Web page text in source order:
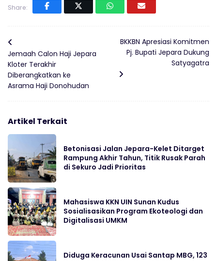
Share:
Jemaah Calon Haji Jepara
Kloter Terakhir
Diberangkatkan ke
Asrama Haji Donohudan
BKKBN Apresiasi Komitmen
Pj. Bupati Jepara Dukung
Satyagatra
Artikel Terkait
Betonisasi Jalan Jepara-Kelet Ditarget
Rampung Akhir Tahun, Titik Rusak Parah
di Sekuro Jadi Prioritas
Mahasiswa KKN UIN Sunan Kudus
Sosialisasikan Program Ekoteologi dan
Digitalisasi UMKM
Diduga Keracunan Usai Santap MBG, 123